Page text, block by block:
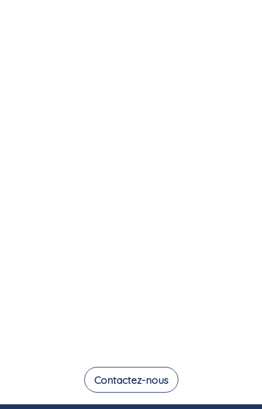
Contactez-nous